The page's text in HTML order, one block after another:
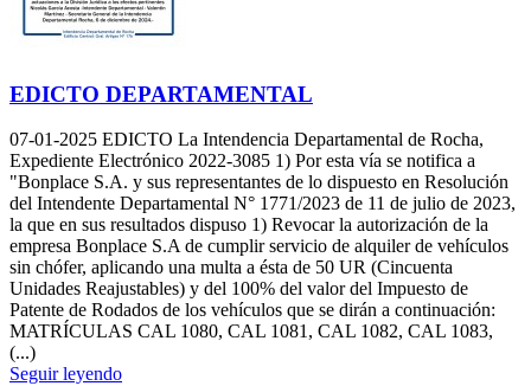
EDICTO DEPARTAMENTAL
07-01-2025 EDICTO La Intendencia Departamental de Rocha,
Expediente Electrónico 2022-3085 1) Por esta vía se notifica a
"Bonplace S.A. y sus representantes de lo dispuesto en Resolución
del Intendente Departamental N° 1771/2023 de 11 de julio de 2023,
la que en sus resultados dispuso 1) Revocar la autorización de la
empresa Bonplace S.A de cumplir servicio de alquiler de vehículos
sin chófer, aplicando una multa a ésta de 50 UR (Cincuenta
Unidades Reajustables) y del 100% del valor del Impuesto de
Patente de Rodados de los vehículos que se dirán a continuación:
MATRÍCULAS CAL 1080, CAL 1081, CAL 1082, CAL 1083,
(...)
Seguir leyendo